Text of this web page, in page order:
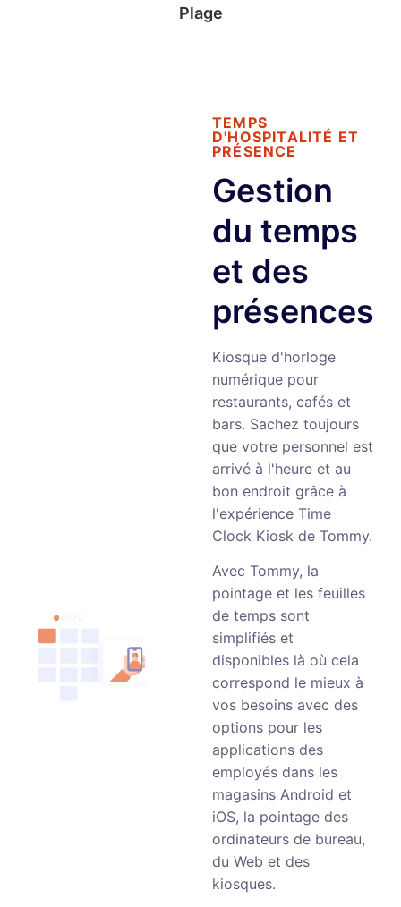
Plage
TEMPS
D'HOSPITALITÉ ET
PRÉSENCE
Gestion
du temps
et des
présences
Kiosque d'horloge
numérique pour
restaurants, cafés et
bars. Sachez toujours
que votre personnel est
arrivé à l'heure et au
bon endroit grâce à
l'expérience Time
Clock Kiosk de Tommy.
Avec Tommy, la
pointage et les feuilles
de temps sont
simplifiés et
disponibles là où cela
correspond le mieux à
vos besoins avec des
options pour les
applications des
employés dans les
magasins Android et
iOS, la pointage des
ordinateurs de bureau,
du Web et des
kiosques.